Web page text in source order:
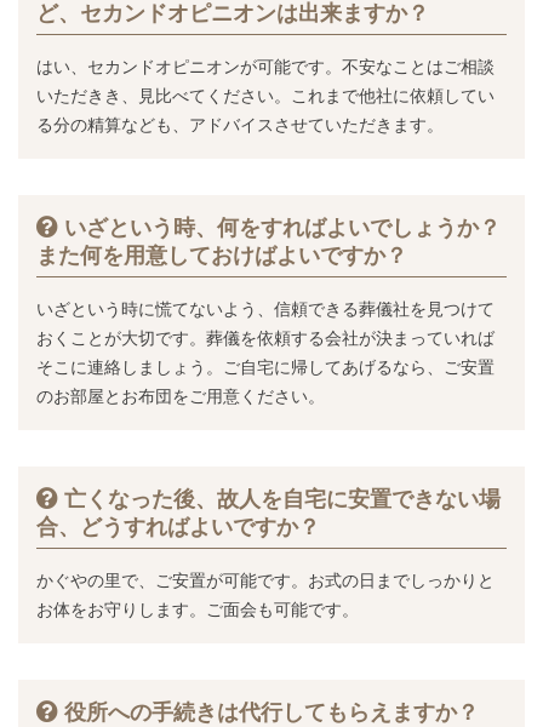
ど、セカンドオピニオンは出来ますか？
はい、セカンドオピニオンが可能です。不安なことはご相談
いただきき、見比べてください。これまで他社に依頼してい
る分の精算なども、アドバイスさせていただきます。
いざという時、何をすればよいでしょうか？
また何を用意しておけばよいですか？
いざという時に慌てないよう、信頼できる葬儀社を見つけて
おくことが大切です。葬儀を依頼する会社が決まっていれば
そこに連絡しましょう。ご自宅に帰してあげるなら、ご安置
のお部屋とお布団をご用意ください。
亡くなった後、故人を自宅に安置できない場
合、どうすればよいですか？
かぐやの里で、ご安置が可能です。お式の日までしっかりと
お体をお守りします。ご面会も可能です。
役所への手続きは代行してもらえますか？